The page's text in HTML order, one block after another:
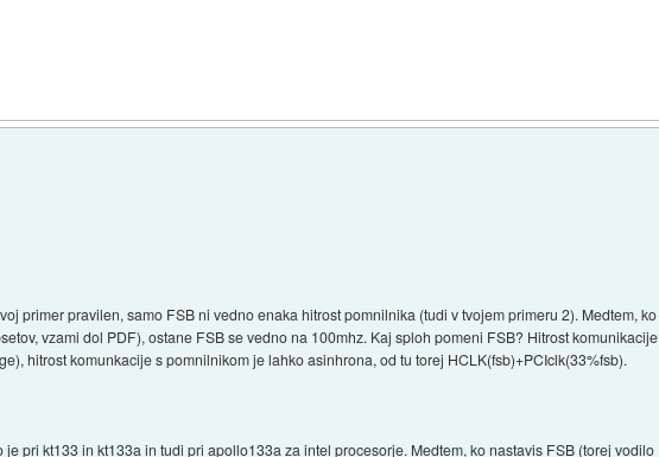
primer pravilen, samo FSB ni vedno enaka hitrost pomnilnika (tudi v tvojem primeru 2). Medtem, ko
vzami dol PDF), ostane FSB se vedno na 100mhz. Kaj sploh pomeni FSB? Hitrost komunikacije
hitrost komunkacije s pomnilnikom je lahko asinhrona, od tu torej HCLK(fsb)+PCIclk(33%fsb).
pri kt133 in kt133a in tudi pri apollo133a za intel procesorje. Medtem, ko nastavis FSB (torej vodilo